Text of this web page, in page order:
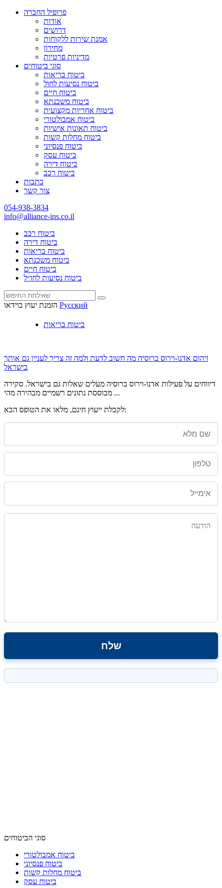
פרופיל החברה
אודות
דרושים
אמנת שירות ללקוחות
מחירון
מדיניות פרטיות
סוגי ביטוחים
ביטוח בריאות
ביטוח נסיעות לחול
ביטוח חיים
ביטוח משכנתא
ביטוח אחריות מקצועית
ביטוח אמבולטורי
ביטוח תאונות אישיות
ביטוח מחלות קשות
ביטוח פנסיוני
ביטוח עסק
ביטוח דירה
ביטוח רכב
כתבות
צור קשר
054-938-3834
info@alliance-ins.co.il
ביטוח רכב
ביטוח דירה
ביטוח בריאות
ביטוח משכנתא
ביטוח חיים
ביטוח נסיעות לחו״ל
הזמנת יעוץ בוידאו Русский
ביטוח בריאות
זיהום אדנו-וירוס ברוסיה מה חשוב לדעת ולמה זה צריך לעניין גם אותך
בישראל
דיווחים על פעילות אדנו-וירוס ברוסיה מעלים שאלות גם בישראל. סקירה
מבוססת נתונים רשמיים מבהירה מהי ...
לקבלת ייעוץ חינם, מלאו את הטופס הבא:
סוגי הביטוחים
ביטוח אמבולטורי
ביטוח פנסיוני
ביטוח מחלות קשות
ביטוח עסק